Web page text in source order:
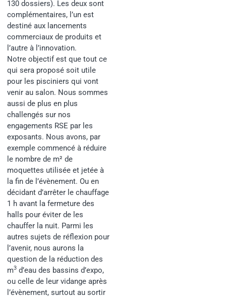
130 dossiers). Les deux sont
complémentaires, l’un est
destiné aux lancements
commerciaux de produits et
l’autre à l’innovation.
Notre objectif est que tout ce
qui sera proposé soit utile
pour les pisciniers qui vont
venir au salon. Nous sommes
aussi de plus en plus
challengés sur nos
engagements RSE par les
exposants. Nous avons, par
exemple commencé à réduire
le nombre de m² de
moquettes utilisée et jetée à
la fin de l’évènement. Ou en
décidant d’arrêter le chauffage
1 h avant la fermeture des
halls pour éviter de les
chauffer la nuit. Parmi les
autres sujets de réflexion pour
l’avenir, nous aurons la
question de la réduction des
m3 d’eau des bassins d’expo,
ou celle de leur vidange après
l’évènement, surtout au sortir